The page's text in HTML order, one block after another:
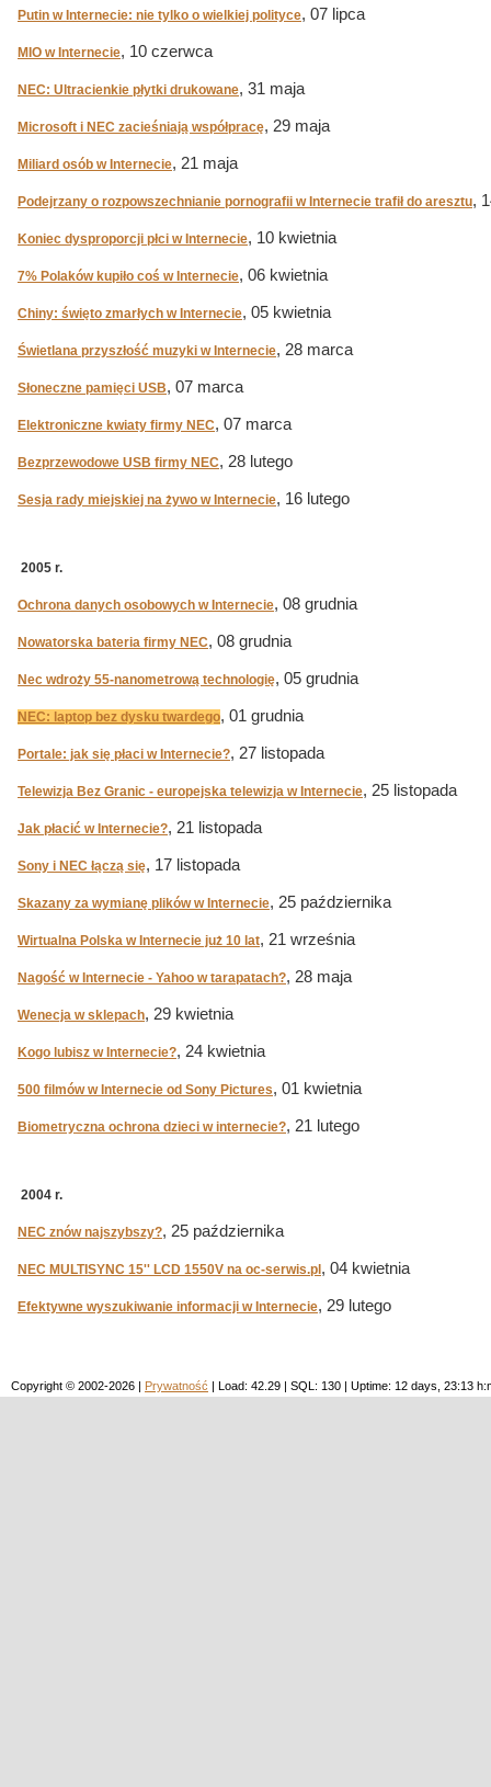
Putin w Internecie: nie tylko o wielkiej polityce, 07 lipca
MIO w Internecie, 10 czerwca
NEC: Ultracienkie płytki drukowane, 31 maja
Microsoft i NEC zacieśniają współpracę, 29 maja
Miliard osób w Internecie, 21 maja
Podejrzany o rozpowszechnianie pornografii w Internecie trafił do aresztu,
Koniec dysproporcji płci w Internecie, 10 kwietnia
7% Polaków kupiło coś w Internecie, 06 kwietnia
Chiny: święto zmarłych w Internecie, 05 kwietnia
Świetlana przyszłość muzyki w Internecie, 28 marca
Słoneczne pamięci USB, 07 marca
Elektroniczne kwiaty firmy NEC, 07 marca
Bezprzewodowe USB firmy NEC, 28 lutego
Sesja rady miejskiej na żywo w Internecie, 16 lutego
2005 r.
Ochrona danych osobowych w Internecie, 08 grudnia
Nowatorska bateria firmy NEC, 08 grudnia
Nec wdroży 55-nanometrową technologię, 05 grudnia
NEC: laptop bez dysku twardego, 01 grudnia
Portale: jak się płaci w Internecie?, 27 listopada
Telewizja Bez Granic - europejska telewizja w Internecie, 25 listopada
Jak płacić w Internecie?, 21 listopada
Sony i NEC łączą się, 17 listopada
Skazany za wymianę plików w Internecie, 25 października
Wirtualna Polska w Internecie już 10 lat, 21 września
Nagość w Internecie - Yahoo w tarapatach?, 28 maja
Wenecja w sklepach, 29 kwietnia
Kogo lubisz w Internecie?, 24 kwietnia
500 filmów w Internecie od Sony Pictures, 01 kwietnia
Biometryczna ochrona dzieci w internecie?, 21 lutego
2004 r.
NEC znów najszybszy?, 25 października
NEC MULTISYNC 15'' LCD 1550V na oc-serwis.pl , 04 kwietnia
Efektywne wyszukiwanie informacji w Internecie, 29 lutego
Copyright © 2002-2026 | Prywatność | Load: 42.29 | SQL: 130 | Uptime: 12 days, 23:13